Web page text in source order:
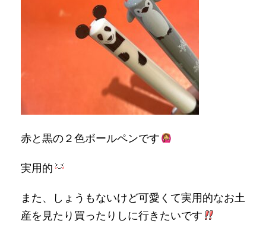
赤と黒の２色ボールペンです
実用的
また、しょうもないけど可愛くて実用的なお土
産を見たり買ったりしに行きたいです